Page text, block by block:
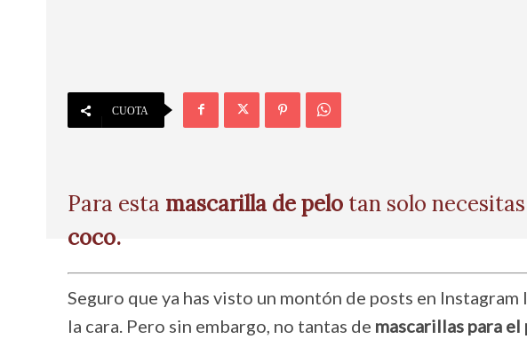
CUOTA
Para esta mascarilla de pelo tan solo
coco.
Seguro que ya has visto un montón de posts en
la cara. Pero sin embargo, no tantas de mascarillas para el